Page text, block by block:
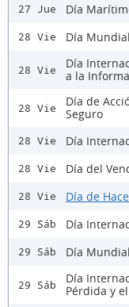
27 Jue Día
28 Vie Día
28 Vie
Día
a la
28 Vie
Día de
Seguro
28 Vie Día
28 Vie Día del
28 Vie Día de
29 Sáb Día
29 Sáb Día
29 Sáb
Día
Pérdida y